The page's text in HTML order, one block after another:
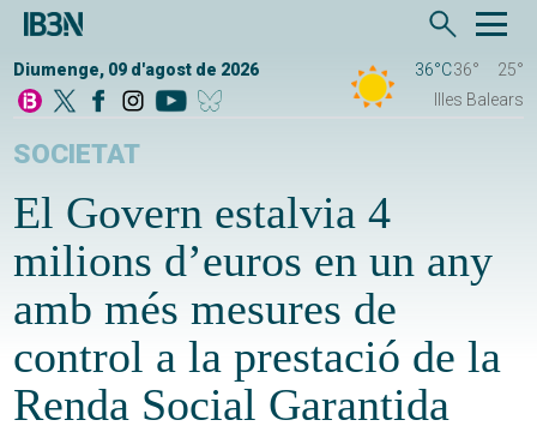
Diumenge, 09 d'agost de 2026 36°C36°
25°
Illes Balears
SOCIETAT
El Govern estalvia 4
milions d’euros en un any
amb més mesures de
control a la prestació de la
Renda Social Garantida